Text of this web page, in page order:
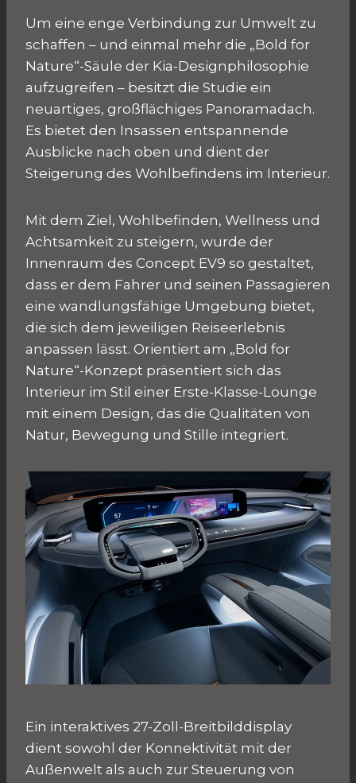
Um eine enge Verbindung zur Umwelt zu
schaffen – und einmal mehr die „Bold for
Nature“-Säule der Kia-Designphilosophie
aufzugreifen – besitzt die Studie ein
neuartiges, großflächiges Panoramadach.
Es bietet den Insassen entspannende
Ausblicke nach oben und dient der
Steigerung des Wohlbefindens im Interieur.
Mit dem Ziel, Wohlbefinden, Wellness und
Achtsamkeit zu steigern, wurde der
Innenraum des Concept EV9 so gestaltet,
dass er dem Fahrer und seinen Passagieren
eine wandlungsfähige Umgebung bietet,
die sich dem jeweiligen Reiseerlebnis
anpassen lässt. Orientiert am „Bold for
Nature“-Konzept präsentiert sich das
Interieur im Stil einer Erste-Klasse-Lounge
mit einem Design, das die Qualitäten von
Natur, Bewegung und Stille integriert.
Ein interaktives 27-Zoll-Breitbilddisplay
dient sowohl der Konnektivität mit der
Außenwelt als auch zur Steuerung von